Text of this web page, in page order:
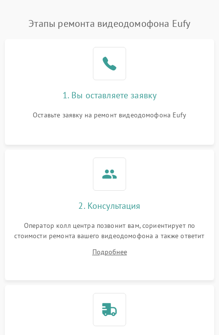
Этапы ремонта видеодомофона Eufy
1. Вы оставляете заявку
Оставьте заявку на ремонт видеодомофона Eufy
2. Консультация
Оператор колл центра позвонит вам, сориентирует по
стоимости ремонта вашего видеодомофона а также ответит
Подробнее